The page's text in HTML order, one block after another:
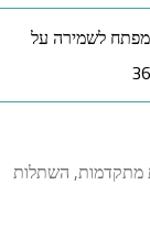
מתקדמות, השתלות